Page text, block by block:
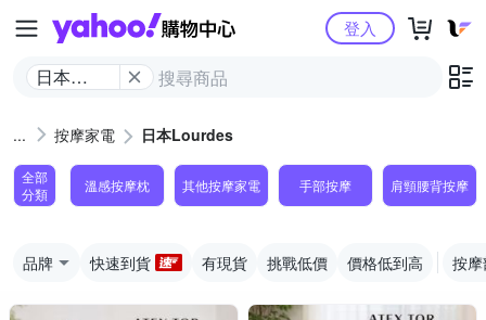
Yahoo購物中心
日本
登入
按摩家電 日本Lourdes
全部
分類
溫感按摩枕 其他按摩家電 手部按摩 肩頸腰背按摩
品牌 快速到貨 有現貨 挑戰低價 價格低到高 按